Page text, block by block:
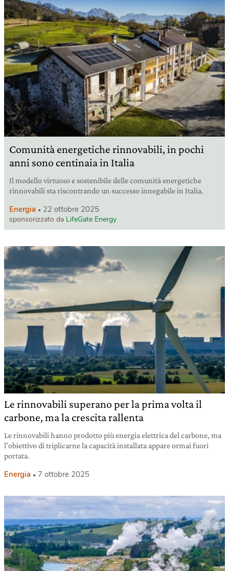
Comunità energetiche rinnovabili, in pochi
anni sono centinaia in Italia
Il modello virtuoso e sostenibile delle comunità energetiche
rinnovabili sta riscontrando un successo innegabile in Italia.
Energia 22 ottobre 2025
sponsorizzato da LifeGate Energy
Le rinnovabili superano per la prima volta il
carbone, ma la crescita rallenta
Le rinnovabili hanno prodotto più energia elettrica del carbone, ma
l’obiettivo di triplicarne la capacità installata appare ormai fuori
portata.
Energia 7 ottobre 2025